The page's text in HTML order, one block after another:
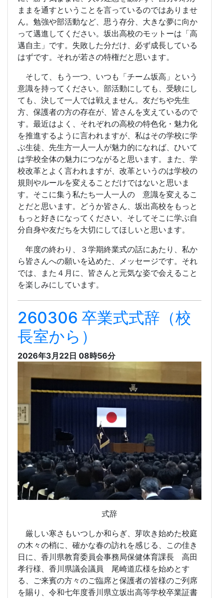
ままを通すということを言っているのではありませ
ん。勉強や部活動など、思う存分、大きな夢に向か
って邁進してください。坂出高校のモットーは「高
邁自主」です。失敗した分だけ、必ず成長している
はずです。それが若さの特権だと思います。
そして、もう一つ、いつも「チーム坂高」という
意識を持ってください。部活動にしても、受験にし
ても、決して一人では戦えません。友だちや先生
方、保護者の方の存在が、皆さんを支えているので
す。最近はよく、それぞれの高校の特色化・魅力化
を推進するように言われますが、私はその学校に学
ぶ生徒、先生方一人一人が魅力的になれば、ひいて
は学校全体の魅力につながると思います。また、学
校改革とよく言われますが、改革というのは学校の
規則やルールを変えることだけではないと思いま
す。そこに集う私たち一人一人の 意識を変えるこ
とだと思います。どうか皆さん、坂出高校をもっと
もっと好きになってください、そしてそこに学ぶ自
分自身や友だちを大切にしてほしいと思います。
年度の終わり、３学期終業式の話にあたり、私か
ら皆さんへの願いを込めた、メッセージです。それ
では、また４月に、皆さんと元気な姿で会えること
を楽しみにしています。
260306 卒業式式辞（校
長室から）
2026年3月22日 08時56分
式辞
厳しい寒さもいつしか和らぎ、芽吹き始めた校庭
の木々の梢に、確かな春の訪れを感じる、この佳き
日に、香川県教育委員会事務局保健体育課長 高田
孝行様、香川県議会議員 尾崎道広様を始めとす
る、ご来賓の方々のご臨席と保護者の皆様のご列席
を賜り、令和七年度香川県立坂出高等学校卒業証書